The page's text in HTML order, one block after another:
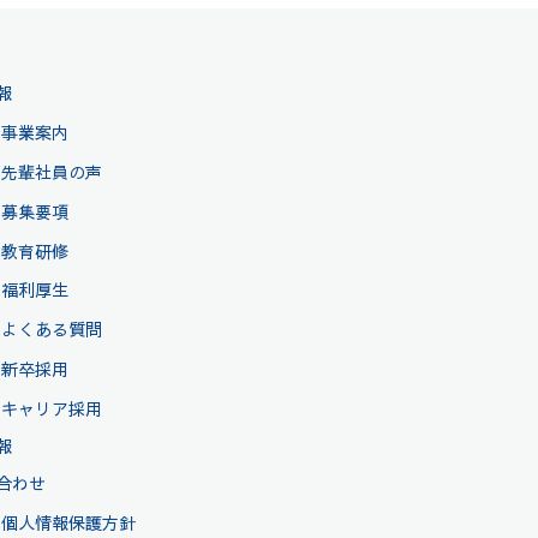
事業案内
先輩社員の声
募集要項
教育研修
福利厚生
よくある質問
新卒採用
キャリア採用
わせ
個人情報保護方針